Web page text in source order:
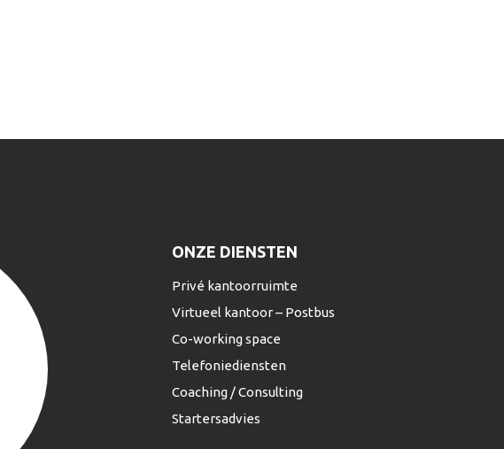
ONZE DIENSTEN
Privé kantoorruimte
Virtueel kantoor – Postbus
Co-working space
Telefoniediensten
Coaching / Consulting
Startersadvies